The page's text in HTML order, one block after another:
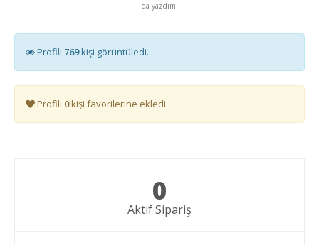
da yazdım.
Profili 769kişi görüntüledi.
Profili 0kişi favorilerine ekledi.
0
Aktif Sipariş